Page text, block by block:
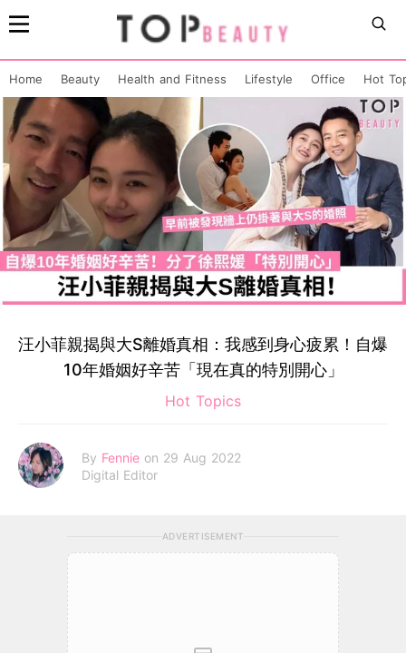
Home Beauty Health and Fitness Lifestyle Office Hot
汪小菲親揭與大S離婚真相：我感到身心疲累！自爆
10年婚姻好辛苦「現在真的特別開心」
Hot Topics
By Fennie on 29 Aug 2022
Digital Editor
ADVERTISEMENT